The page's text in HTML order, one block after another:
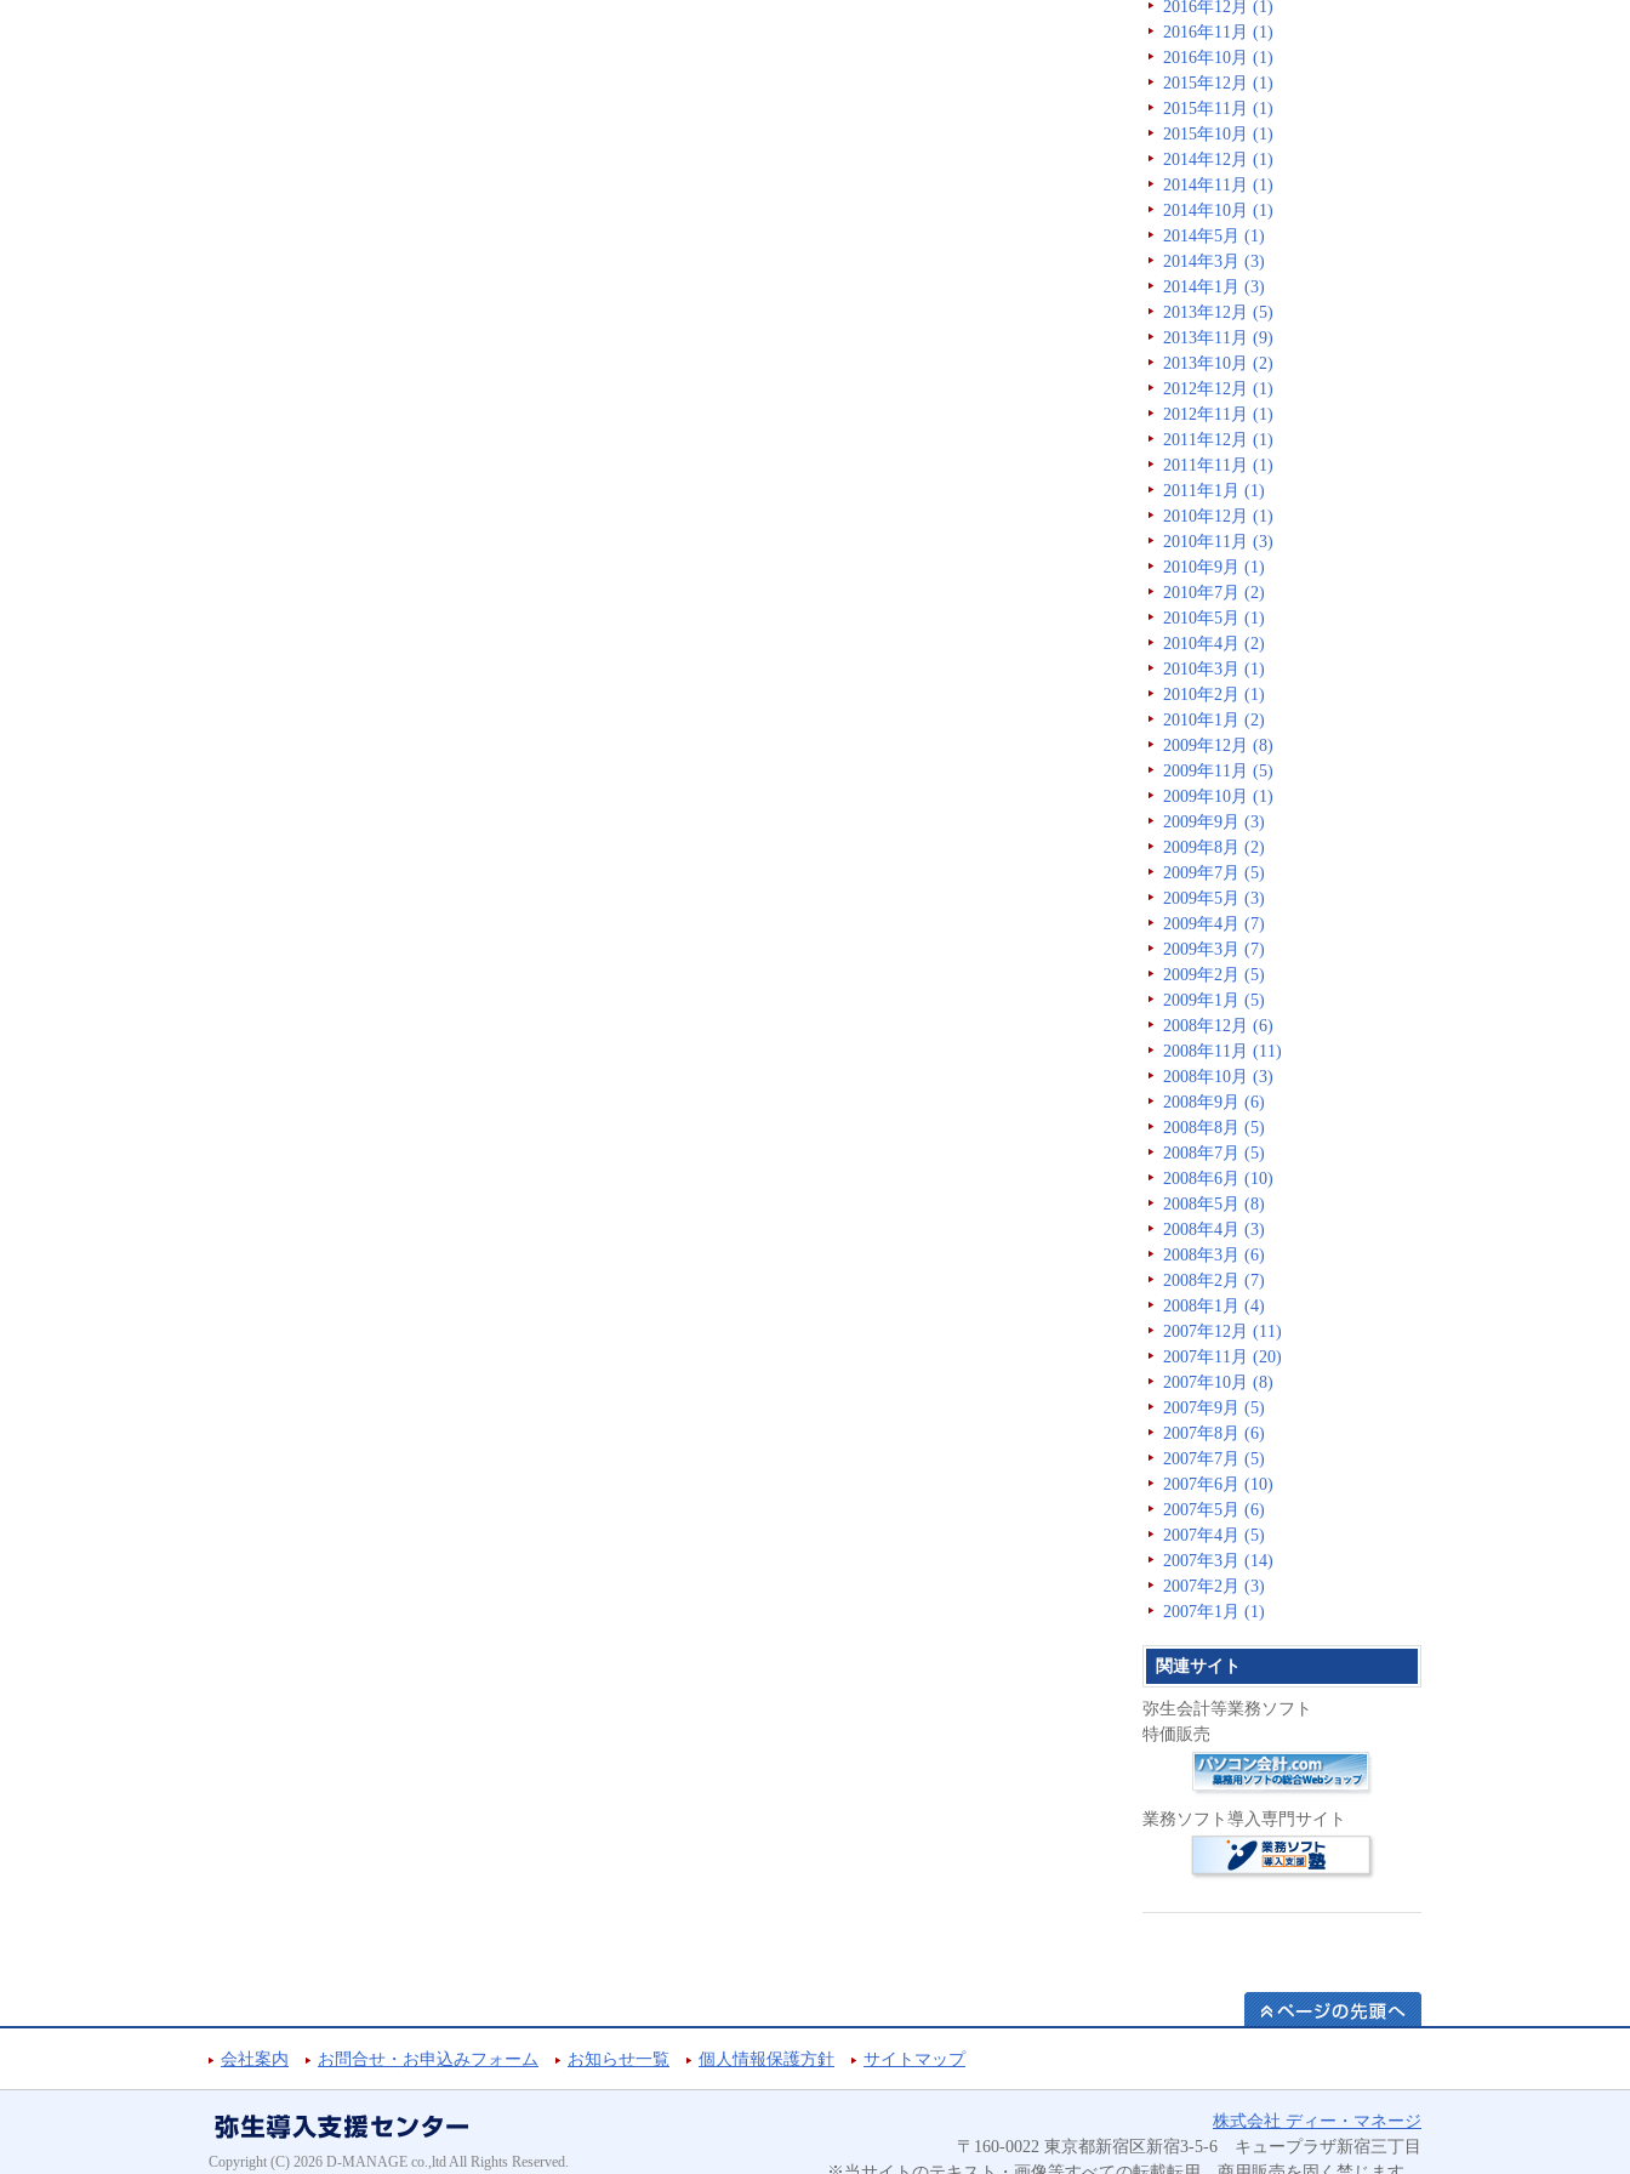
2016年12月 (1)
2016年11月 (1)
2016年10月 (1)
2015年12月 (1)
2015年11月 (1)
2015年10月 (1)
2014年12月 (1)
2014年11月 (1)
2014年10月 (1)
2014年5月 (1)
2014年3月 (3)
2014年1月 (3)
2013年12月 (5)
2013年11月 (9)
2013年10月 (2)
2012年12月 (1)
2012年11月 (1)
2011年12月 (1)
2011年11月 (1)
2011年1月 (1)
2010年12月 (1)
2010年11月 (3)
2010年9月 (1)
2010年7月 (2)
2010年5月 (1)
2010年4月 (2)
2010年3月 (1)
2010年2月 (1)
2010年1月 (2)
2009年12月 (8)
2009年11月 (5)
2009年10月 (1)
2009年9月 (3)
2009年8月 (2)
2009年7月 (5)
2009年5月 (3)
2009年4月 (7)
2009年3月 (7)
2009年2月 (5)
2009年1月 (5)
2008年12月 (6)
2008年11月 (11)
2008年10月 (3)
2008年9月 (6)
2008年8月 (5)
2008年7月 (5)
2008年6月 (10)
2008年5月 (8)
2008年4月 (3)
2008年3月 (6)
2008年2月 (7)
2008年1月 (4)
2007年12月 (11)
2007年11月 (20)
2007年10月 (8)
2007年9月 (5)
2007年8月 (6)
2007年7月 (5)
2007年6月 (10)
2007年5月 (6)
2007年4月 (5)
2007年3月 (14)
2007年2月 (3)
2007年1月 (1)
関連サイト
弥生会計等業務ソフト
特価販売
業務ソフト導入専門サイト
会社案内 お問合せ・お申込みフォーム お知らせ一覧 個人情報保護方針 サイトマップ
株式会社 ディー・マネージ
〒160-0022 東京都新宿区新宿3-5-6 キュープラザ新宿三丁目
Copyright (C) 2026 D-MANAGE co.,ltd All Rights Reserved.